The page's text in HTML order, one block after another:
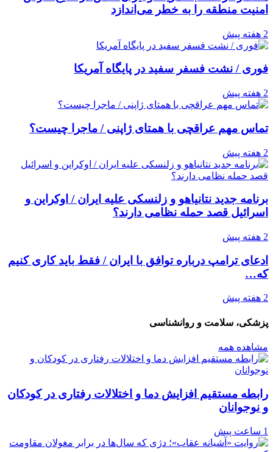
امنیت منطقه را به خطر می‌اندازد
2 هفته پیش
فوری / نشت فسفر سفید در پایگاه آمریکا
2 هفته پیش
تماس مهم عراقچی با همتای ژاپنی / ماجرا چیست؟
2 هفته پیش
برنامه جدید نتانیاهو و زلنسکی علیه ایران / اوکراین و
اسرائیل قصد حمله نظامی دارند؟
2 هفته پیش
ادعای ترامپ درباره توافق با ایران / فقط باید کاری کنیم
که…
2 هفته پیش
پزشکی، سلامت و روانشناسی
مشاهده همه
رابطه مستقیم افزایش دما و اختلالات رفتاری در کودکان
و نوجوانان
1 ساعت پیش